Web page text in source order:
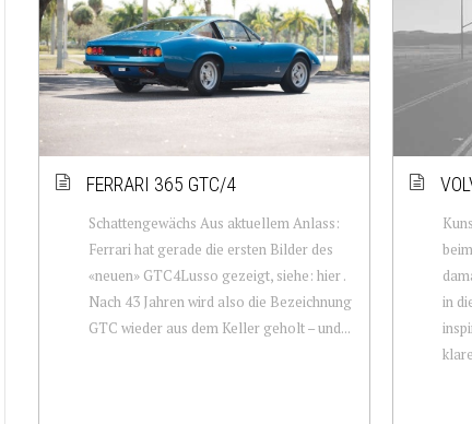
FERRARI 365 GTC/4
Schattengewächs Aus aktuellem Anlass:
Ferrari hat gerade die ersten Bilder des
«neuen» GTC4Lusso gezeigt, siehe: hier .
Nach 43 Jahren wird also die Bezeichnung
GTC wieder aus dem Keller geholt – und...
in